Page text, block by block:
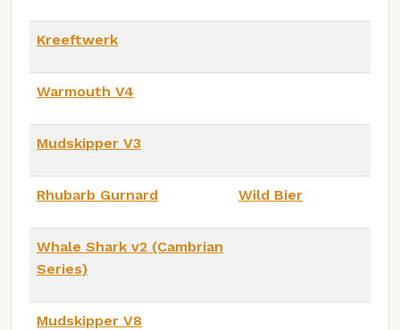
Kreeftwerk
Warmouth V4
Mudskipper V3
Rhubarb Gurnard Wild Bier
Whale Shark v2 (Cambrian
Series)
Mudskipper V8